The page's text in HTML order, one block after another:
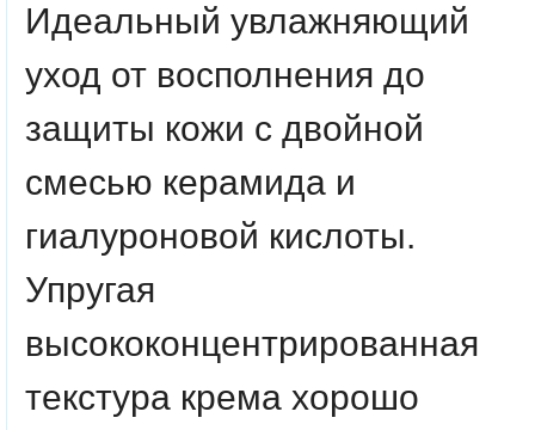
Идеальный увлажняющий
уход от восполнения до
защиты кожи с двойной
смесью керамида и
гиалуроновой кислоты.
Упругая
высококонцентрированная
текстура крема хорошо